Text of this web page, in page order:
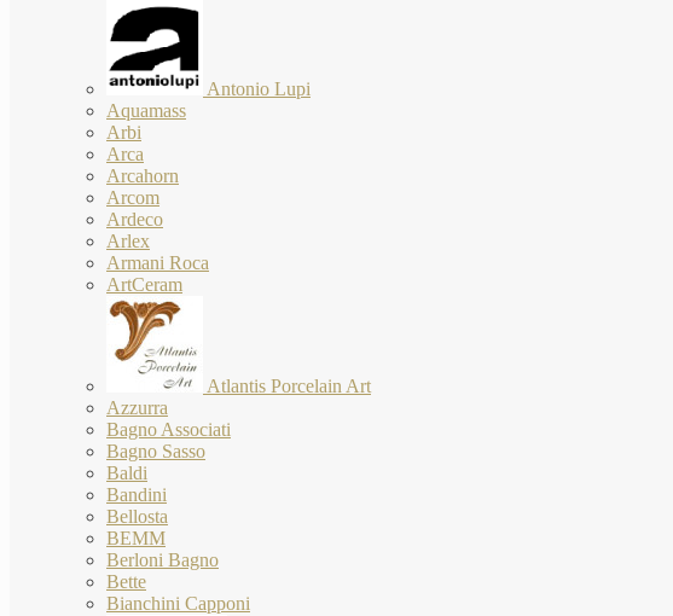
Antonio Lupi
Aquamass
Arbi
Arca
Arcahorn
Arcom
Ardeco
Arlex
Armani Roca
ArtCeram
Atlantis Porcelain Art
Azzurra
Bagno Associati
Bagno Sasso
Baldi
Bandini
Bellosta
BEMM
Berloni Bagno
Bette
Bianchini Capponi